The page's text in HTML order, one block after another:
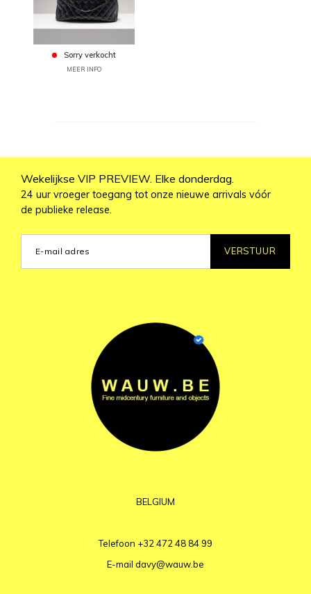
Sorry verkocht
MEER INFO
Wekelijkse VIP PREVIEW. Elke donderdag.
24 uur vroeger toegang tot onze nieuwe arrivals vóór
de publieke release.
VERSTUUR
BELGIUM
Telefoon +32 472 48 84 99
E-mail davy@wauw.be